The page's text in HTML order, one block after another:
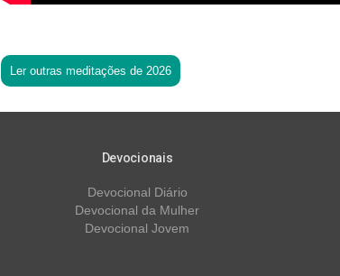
Ler outras meditações de 2026
Devocionais
Devocional Diário
Devocional da Mulher
Devocional Jovem